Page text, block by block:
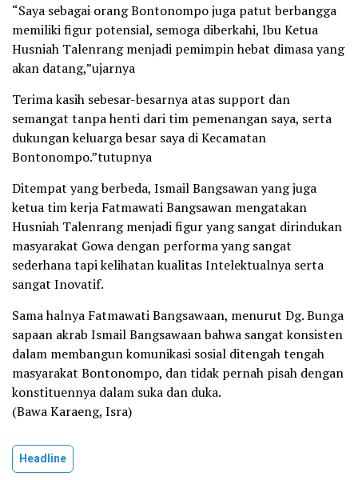
“Saya sebagai orang Bontonompo juga patut berbangga
memiliki figur potensial, semoga diberkahi, Ibu Ketua
Husniah Talenrang menjadi pemimpin hebat dimasa yang
akan datang,”ujarnya
Terima kasih sebesar-besarnya atas support dan
semangat tanpa henti dari tim pemenangan saya, serta
dukungan keluarga besar saya di Kecamatan
Bontonompo.”tutupnya
Ditempat yang berbeda, Ismail Bangsawan yang juga
ketua tim kerja Fatmawati Bangsawan mengatakan
Husniah Talenrang menjadi figur yang sangat dirindukan
masyarakat Gowa dengan performa yang sangat
sederhana tapi kelihatan kualitas Intelektualnya serta
sangat Inovatif.
Sama halnya Fatmawati Bangsawaan, menurut Dg. Bunga
sapaan akrab Ismail Bangsawaan bahwa sangat konsisten
dalam membangun komunikasi sosial ditengah tengah
masyarakat Bontonompo, dan tidak pernah pisah dengan
konstituennya dalam suka dan duka.
(Bawa Karaeng, Isra)
Headline